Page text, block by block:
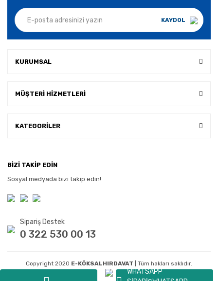
WHATSAPP
KAYDOL
KURUMSAL
MÜŞTERİ HİZMETLERİ
KATEGORİLER
BİZİ TAKİP EDİN
Sosyal medyada bizi takip edin!
Sipariş Destek
0 322 530 00 13
Copyright 2020 E-KÖKSALHIRDAVAT | Tüm hakları saklıdır.